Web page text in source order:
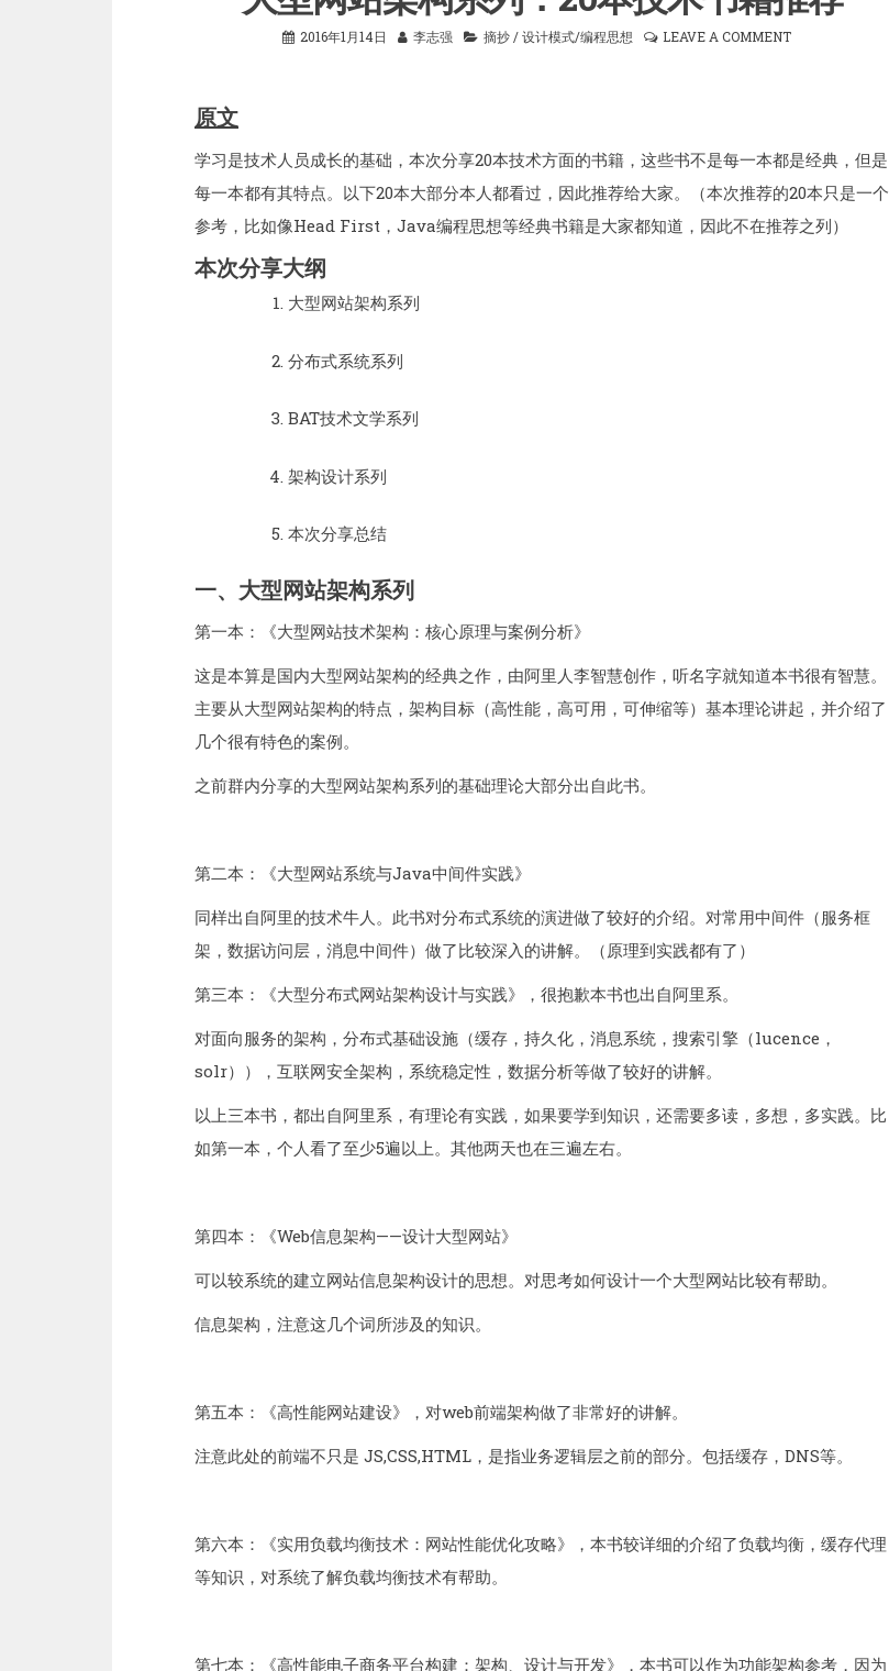
2016年1月14日 李志强 摘抄 /设计模式/编程思想 LEAVE A COMMENT
原文
学习是技术人员成长的基础，本次分享20本技术方面的书籍，这些书不是每一本都是经典，但是
每一本都有其特点。以下20本大部分本人都看过，因此推荐给大家。（本次推荐的20本只是一个
参考，比如像Head First，Java编程思想等经典书籍是大家都知道，因此不在推荐之列）
本次分享大纲
大型网站架构系列
分布式系统系列
BAT技术文学系列
架构设计系列
本次分享总结
一、大型网站架构系列
第一本：《大型网站技术架构：核心原理与案例分析》
这是本算是国内大型网站架构的经典之作，由阿里人李智慧创作，听名字就知道本书很有智慧。
主要从大型网站架构的特点，架构目标（高性能，高可用，可伸缩等）基本理论讲起，并介绍了
几个很有特色的案例。
之前群内分享的大型网站架构系列的基础理论大部分出自此书。
第二本：《大型网站系统与Java中间件实践》
同样出自阿里的技术牛人。此书对分布式系统的演进做了较好的介绍。对常用中间件（服务框
架，数据访问层，消息中间件）做了比较深入的讲解。（原理到实践都有了）
第三本：《大型分布式网站架构设计与实践》，很抱歉本书也出自阿里系。
对面向服务的架构，分布式基础设施（缓存，持久化，消息系统，搜索引擎（lucence，
solr）），互联网安全架构，系统稳定性，数据分析等做了较好的讲解。
以上三本书，都出自阿里系，有理论有实践，如果要学到知识，还需要多读，多想，多实践。比
如第一本，个人看了至少5遍以上。其他两天也在三遍左右。
第四本：《Web信息架构——设计大型网站》
可以较系统的建立网站信息架构设计的思想。对思考如何设计一个大型网站比较有帮助。
信息架构，注意这几个词所涉及的知识。
第五本：《高性能网站建设》，对web前端架构做了非常好的讲解。
注意此处的前端不只是 JS,CSS,HTML，是指业务逻辑层之前的部分。包括缓存，DNS等。
第六本：《实用负载均衡技术：网站性能优化攻略》，本书较详细的介绍了负载均衡，缓存代理
等知识，对系统了解负载均衡技术有帮助。
第七本：《高性能电子商务平台构建：架构、设计与开发》，本书可以作为功能架构参考，因为